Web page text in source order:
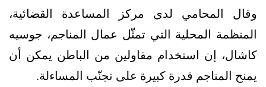
وقال المحامي لدى مركز المساعدة القضائية،
المنظمة المحلية التي تمثّل عمال المناجم، جوسيه
كاشال، إن استخدام مقاولين من الباطن يمكن أن
يمنح المناجم قدرة كبيرة على تجنّب المساءلة.